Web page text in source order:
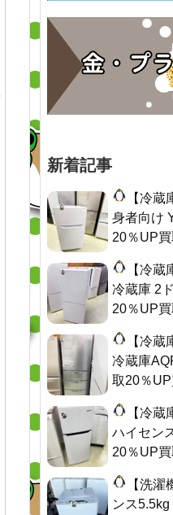
新着記事
【冷
身者向け
20％UP買
【冷蔵
冷蔵庫 2
20％UP買
【冷
冷蔵庫
取20％UP
【冷
ハイセン
20％UP買
【洗
ンス